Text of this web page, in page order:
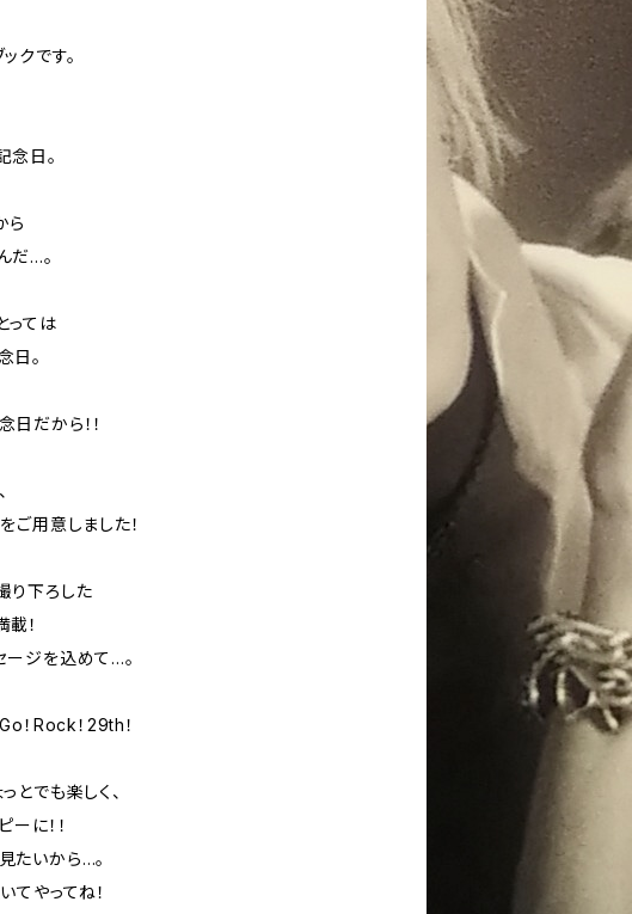
クです。
念日。
ら
だ…。
っては
日。
だから！！
ご用意しました！
り下ろした
！
ージを込めて…。
！Rock！29th！
とでも楽しく、
ーに！！
たいから…。
てやってね！